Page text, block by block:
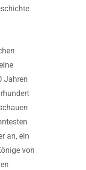
Jahren
an, ein
von